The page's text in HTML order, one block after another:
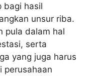
bagi hasil
unsur riba.
pula dalam hal
serta
yang juga harus
perusahaan